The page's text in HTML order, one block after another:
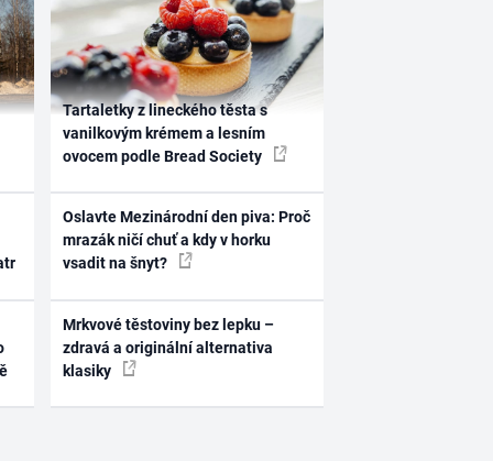
Tartaletky z lineckého těsta s
vanilkovým krémem a lesním
ovocem podle Bread Society
Oslavte Mezinárodní den piva: Proč
mrazák ničí chuť a kdy v horku
vsadit na šnyt?
Mrkvové těstoviny bez lepku –
zdravá a originální alternativa
klasiky